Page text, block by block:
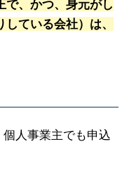
で、かつ、身元がし
ている会社）は、
人事業主でも申込